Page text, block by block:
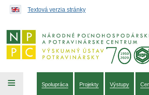
Textová verzia stránky
≡ Spolupráca Projekty Výstupy